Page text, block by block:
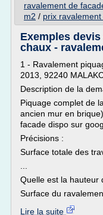
ravalement de
m2 / prix
Exemples
chaux -
1 - Ravalement
2013, 92240
Description de la
Piquage complet de
ancien mur en
facade dispo sur
Précisions :
Surface totale des
Quelle est la hauteur
Surface du
Lire la suite